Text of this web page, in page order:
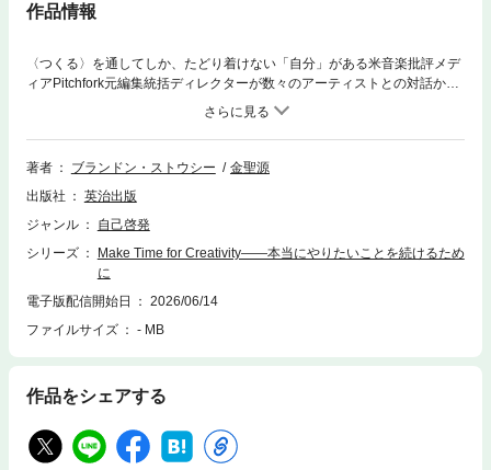
作品情報
〈つくる〉を通してしか、たどり着けない「自分」がある米音楽批評メデ
ィアPitchfork元編集統括ディレクターが数々のアーティストとの対話から
見出したのは、「日々の地道な実践」の大切さだったーー。「あなたはど
んなことに情熱を傾けてきただろう？」「今、そのためにどれくらいの時
間をかけている？」 「仕事にならないからと諦めたことはあるだろう
か？」アーティストたちの言葉をヒントにして、創作活動を続けるための
ド。◯持続的な創作を支える４つの要素1. ワークライフバランス：いかに
日々の予定に創作を組み込むか2. 日々の儀式：ポジティブな連想で創作を
いのか？」を特定し、向き合う4. ダウンタイムと創造性：自分をケアし、
仕事を見つめ直す
著者 ブランドン・ストウシー
金聖源
出版社
英治出版
ジャンル
自己啓発
シリーズ
Make Time for Creativity――本当にやりたいことを続けるため
に
電子版配信開始日
2026/06/14
ファイルサイズ
- MB
作品をシェアする